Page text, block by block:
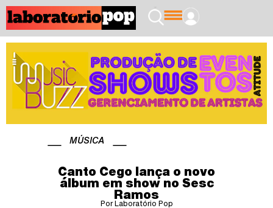
MÚSICA
Canto Cego lança o novo
álbum em show no Sesc
Ramos
Por Laboratório Pop